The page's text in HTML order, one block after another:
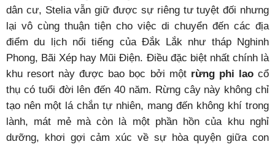
dân cư, Stelia vẫn giữ được sự riêng tư tuyệt đối nhưng
lại vô cùng thuận tiện cho việc di chuyển đến các địa
điểm du lịch nổi tiếng của Đắk Lắk như tháp Nghinh
Phong, Bãi Xép hay Mũi Điện. Điều đặc biệt nhất chính là
khu resort này được bao bọc bởi một rừng phi laocổ
thụ có tuổi đời lên đến 40 năm. Rừng cây này không chỉ
tạo nên một lá chắn tự nhiên, mang đến không khí trong
lành, mát mẻ mà còn là một phần hồn của khu nghỉ
dưỡng, khơi gợi cảm xúc về sự hòa quyện giữa con